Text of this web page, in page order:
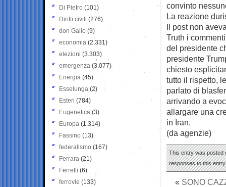
convinto
La reazione
Il post non
Truth i
del presidente
presidente
chiesto
tutto il rispetto,
parlato di
arrivando a
allargare una
in Iran.
(da agenzie)
This entry was posted
responses to this
« SONO
Di Pietro (101)
Diritti civili (276)
don Gallo (9)
economia (2.331)
elezioni (3.303)
emergenza (3.077)
Energia (45)
Esselunga (2)
Esteri (784)
Eugenetica (3)
Europa (1.314)
Fassino (13)
federalismo (167)
Ferrara (21)
Ferretti (6)
ferrovie (133)